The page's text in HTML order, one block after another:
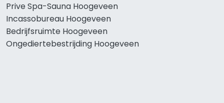
Prive Spa-Sauna Hoogeveen
Incassobureau Hoogeveen
Bedrijfsruimte Hoogeveen
Ongediertebestrijding Hoogeveen